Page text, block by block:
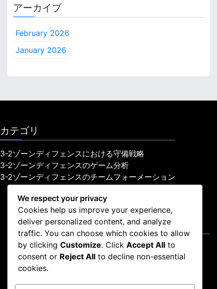
アーカイブ
February 2026
January 2026
カテゴリ
3-2ゾーンディフェンスにおける守備戦略
3-2ゾーンディフェンスのゲーム分析
3-2ゾーンディフェンスのチームフォーメーション
法的情報
あなたのプライバシー
私たちについて
利用規約
クッキーとトラッキング
We respect your privacy
Cookies help us improve your experience,
deliver personalized content, and analyze
traffic. You can choose which cookies to allow
by clicking Customize. Click Accept All to
consent or Reject All to decline non-essential
cookies.